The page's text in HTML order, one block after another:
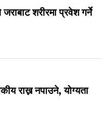
शरीरमा प्रवेश गर्ने
राख्न नपाउने, योग्यता